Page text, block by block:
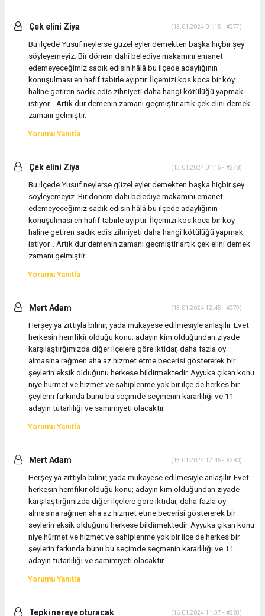
Çek elini Ziya (13.01.2024 01:15 - #277)
Bu ilçede Yusuf neylerse güzel eyler demekten başka hiçbir şey
söyleyemeyiz. Bir dönem dahi belediye makamını emanet
edemeyeceğimiz sadık edisin hâlâ bu ilçede adaylığının
konuşulması en hafif tabirle ayıptır. İlçemizi kos koca bir köy
haline getiren sadık edis zihniyeti daha hangi kötülüğü yapmak
istiyor. . Artık dur demenin zamanı geçmiştir artık çek elini demek
zamanı gelmiştir.
Yorumu Yanıtla
Çek elini Ziya (13.01.2024 01:15 - #278)
Bu ilçede Yusuf neylerse güzel eyler demekten başka hiçbir şey
söyleyemeyiz. Bir dönem dahi belediye makamını emanet
edemeyeceğimiz sadık edisin hâlâ bu ilçede adaylığının
konuşulması en hafif tabirle ayıptır. İlçemizi kos koca bir köy
haline getiren sadık edis zihniyeti daha hangi kötülüğü yapmak
istiyor. . Artık dur demenin zamanı geçmiştir artık çek elini demek
zamanı gelmiştir.
Yorumu Yanıtla
Mert Adam (13.01.2024 12:45 - #279)
Herşey ya zıttiyla bilinir, yada mukayese edilmesiyle anlaşılır. Evet
herkesin hemfikir olduğu konu; adayın kim olduğundan ziyade
karşılaştırğımızda diğer ilçelere göre iktidar, daha fazla oy
almasina rağmen aha az hizmet etme becerisi göstererek bir
şeylerin eksik olduğunu herkese bildirmektedir. Ayyuka çıkan konu
niye hürmet ve hizmet ve sahiplenme yok bir ilçe de herkes bir
şeylerin farkında bunu bu seçimde seçmenin kararlılığı ve 11
adayın tutarlılığı ve samimiyeti olacaktır.
Yorumu Yanıtla
Mert Adam (13.01.2024 12:45 - #280)
Herşey ya zıttiyla bilinir, yada mukayese edilmesiyle anlaşılır. Evet
herkesin hemfikir olduğu konu; adayın kim olduğundan ziyade
karşılaştırğımızda diğer ilçelere göre iktidar, daha fazla oy
almasina rağmen aha az hizmet etme becerisi göstererek bir
şeylerin eksik olduğunu herkese bildirmektedir. Ayyuka çıkan konu
niye hürmet ve hizmet ve sahiplenme yok bir ilçe de herkes bir
şeylerin farkında bunu bu seçimde seçmenin kararlılığı ve 11
adayın tutarlılığı ve samimiyeti olacaktır.
Yorumu Yanıtla
Tepki nereye oturacak (16.01.2024 11:37 - #283)